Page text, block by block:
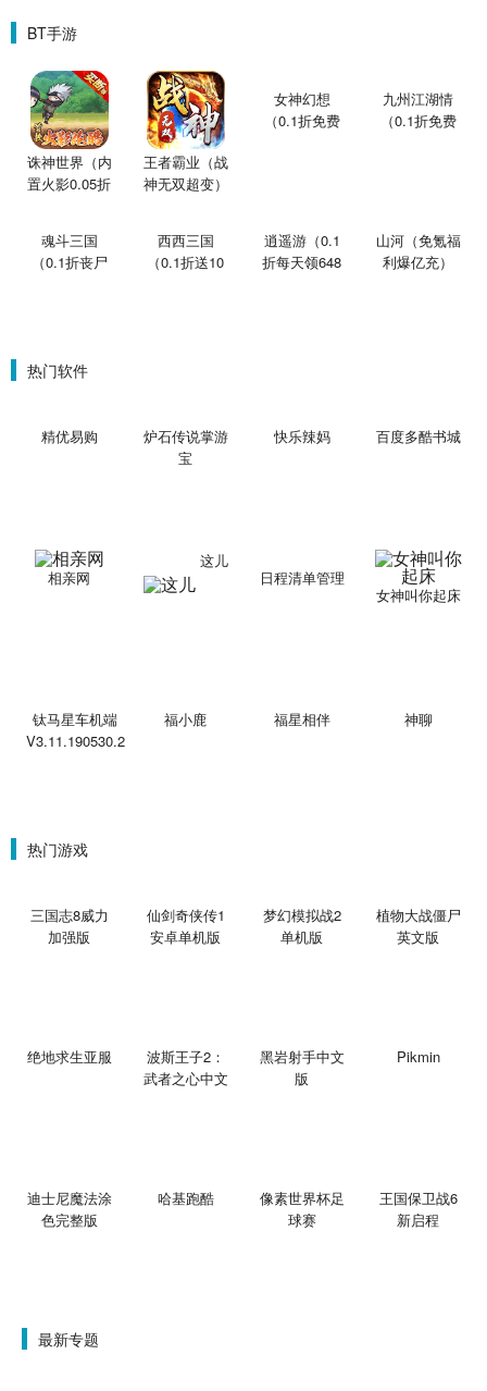
BT手游
诛神世界（内
置火影0.05折
王者霸业（战
神无双超变）
女神幻想
（0.1折免费
九州江湖情
（0.1折免费
魂斗三国
（0.1折丧尸
西西三国
（0.1折送10
逍遥游（0.1
折每天领648
山河（免氪福
利爆亿充）
热门软件
精优易购
炉石传说掌游
宝
快乐辣妈 百度多酷书城
相亲网
这儿
日程清单管理
女神叫你起床
钛马星车机端
V3.11.190530.2
福小鹿 福星相伴 神聊
热门游戏
三国志8威力
加强版
仙剑奇侠传1
安卓单机版
梦幻模拟战2
单机版
植物大战僵尸
英文版
绝地求生亚服
波斯王子2：
武者之心中文
黑岩射手中文
版
Pikmin
迪士尼魔法涂
色完整版
哈基跑酷
像素世界杯足
球赛
王国保卫战6
新启程
最新专题